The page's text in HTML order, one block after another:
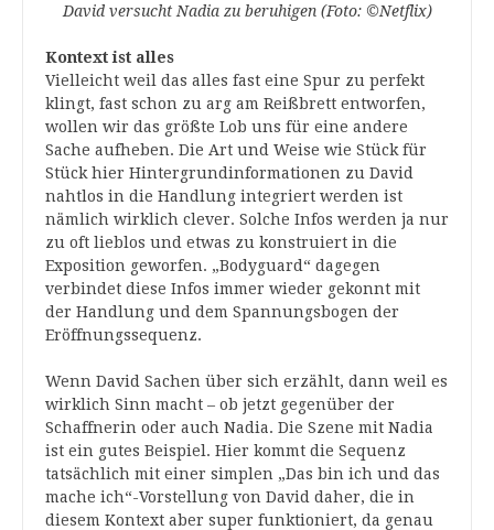
David versucht Nadia zu beruhigen (Foto: ©Netflix)
Kontext ist alles
Vielleicht weil das alles fast eine Spur zu perfekt
klingt, fast schon zu arg am Reißbrett entworfen,
wollen wir das größte Lob uns für eine andere
Sache aufheben. Die Art und Weise wie Stück für
Stück hier Hintergrundinformationen zu David
nahtlos in die Handlung integriert werden ist
nämlich wirklich clever. Solche Infos werden ja nur
zu oft lieblos und etwas zu konstruiert in die
Exposition geworfen. „Bodyguard“ dagegen
verbindet diese Infos immer wieder gekonnt mit
der Handlung und dem Spannungsbogen der
Eröffnungssequenz.
Wenn David Sachen über sich erzählt, dann weil es
wirklich Sinn macht – ob jetzt gegenüber der
Schaffnerin oder auch Nadia. Die Szene mit Nadia
ist ein gutes Beispiel. Hier kommt die Sequenz
tatsächlich mit einer simplen „Das bin ich und das
mache ich“-Vorstellung von David daher, die in
diesem Kontext aber super funktioniert, da genau